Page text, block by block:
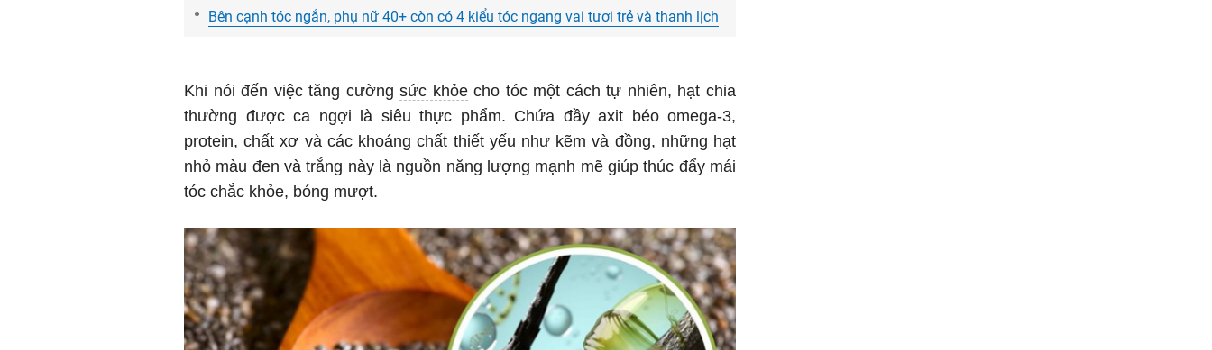
Bên cạnh tóc ngắn, phụ nữ 40+ còn có 4 kiểu tóc ngang vai tươi trẻ và thanh lịch
Khi nói đến việc tăng cườngsức khỏecho tóc một cách tự nhiên, hạt chia
thường được ca ngợi là siêu thực phẩm. Chứa đầy axit béo omega-3,
protein, chất xơ và các khoáng chất thiết yếu như kẽm và đồng, những hạt
nhỏ màu đen và trắng này là nguồn năng lượng mạnh mẽ giúp thúc đẩy mái
tóc chắc khỏe, bóng mượt.